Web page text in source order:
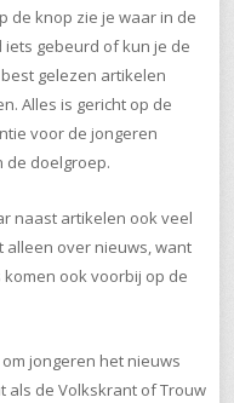
de knop zie je waar in de
iets gebeurd of kun je de
gelezen artikelen
Alles is gericht op de
voor de jongeren
de doelgroep.
naast artikelen ook veel
alleen over nieuws, want
ook voorbij op de
jongeren het nieuws
als de Volkskrant of Trouw